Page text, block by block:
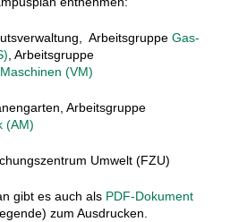
Arbeitsgruppe Gas-
, Arbeitsgruppe
(VM)
Arbeitsgruppe
(AM)
Umwelt (FZU)
gibt es auch als PDF-Dokument
zum Ausdrucken.